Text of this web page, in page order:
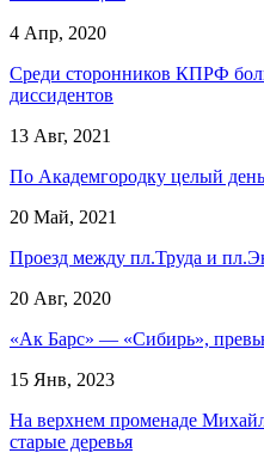
4 Апр, 2020
Среди сторонников КПРФ
диссидентов
13 Авг, 2021
По Академгородку целый день
20 Май, 2021
Проезд между пл.Труда и
20 Авг, 2020
«Ак Барс» — «Сибирь»,
15 Янв, 2023
На верхнем променаде
старые деревья